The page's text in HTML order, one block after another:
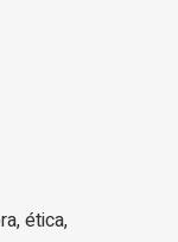
ética,